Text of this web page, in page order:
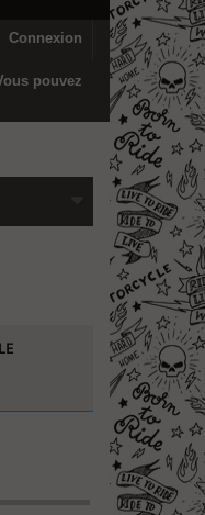
Connexion
pouvez